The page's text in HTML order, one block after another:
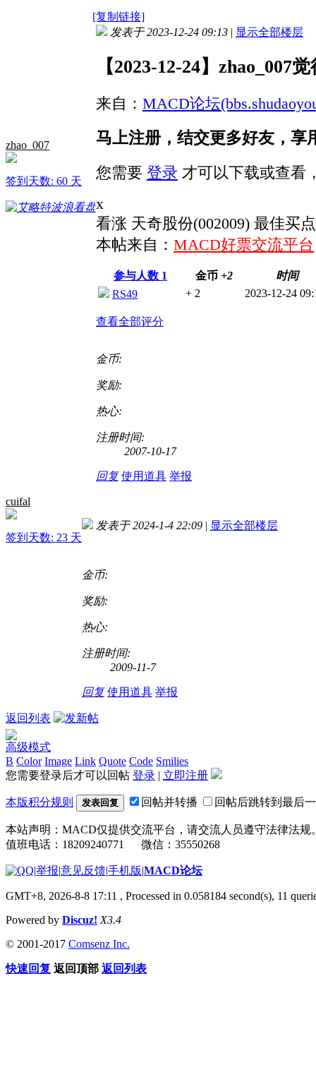
[复制链接]
zhao_007
签到天数: 60 天
发表于 2023-12-24 09:13 | 显示全部楼层
【2023-12-24】zhao_007
来自： MACD论坛
马上注册，结交更多好友，享
您需要 登录 才可以下载或查看
x
看涨 天奇股份(002009) 最佳买
本帖来自： MACD好票交流平台
参与人数 1 金币 +2
时间
RS49
+ 2 2023-12-24
查看全部评分
金币:
奖励:
热心:
注册时间:
2007-10-17
回复 使用道具 举报
cuifal
签到天数: 23 天
发表于 2024-1-4 22:09 | 显示全部楼层
金币:
奖励:
热心:
注册时间:
2009-11-7
回复 使用道具 举报
返回列表
高级模式
B Color Image Link Quote Code Smilies
您需要登录后才可以回帖 登录 | 立即注册
本版积分规则 发表回复 回帖并转播 回帖后跳转到最后
本站声明：MACD仅提供交流平台，请交流人员遵守法律法规
值班电话：18209240771 微信：35550268
|举报|意见反馈|手机版|MACD论坛
GMT+8, 2026-8-8 17:11 , Processed in 0.058184 second(s), 11
Powered by Discuz! X3.4
© 2001-2017 Comsenz Inc.
快速回复 返回顶部 返回列表